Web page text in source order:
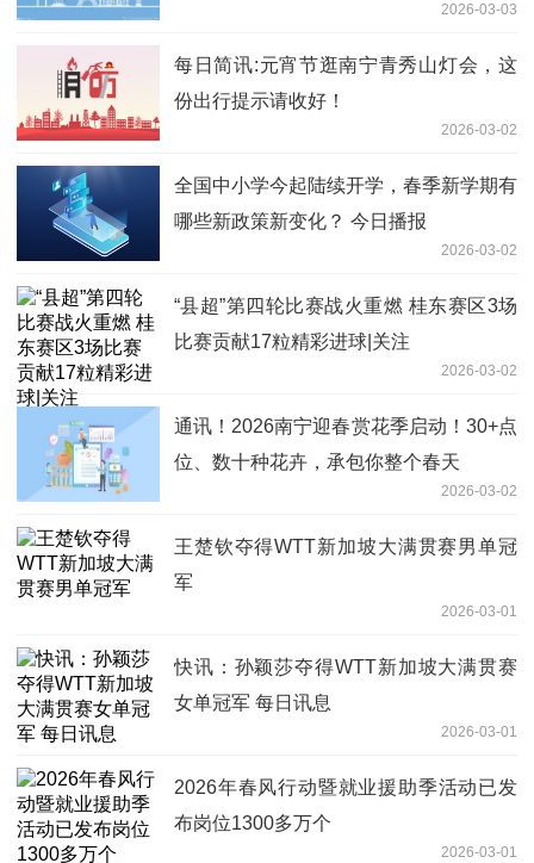
2026-03-03
每日简讯:元宵节逛南宁青秀山灯会，这
份出行提示请收好！
2026-03-02
全国中小学今起陆续开学，春季新学期有
哪些新政策新变化？ 今日播报
2026-03-02
“县超”第四轮比赛战火重燃 桂东赛区3场
比赛贡献17粒精彩进球|关注
2026-03-02
通讯！2026南宁迎春赏花季启动！30+点
位、数十种花卉，承包你整个春天
2026-03-02
王楚钦夺得WTT新加坡大满贯赛男单冠
军
2026-03-01
快讯：孙颖莎夺得WTT新加坡大满贯赛
女单冠军 每日讯息
2026-03-01
2026年春风行动暨就业援助季活动已发
布岗位1300多万个
2026-03-01